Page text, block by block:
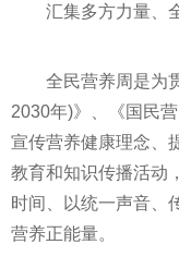
汇集多方力量、
全民营养周是为
2030年)》、《国民
宣传营养健康理念、
教育和知识传播活动
时间、以统一声音、
营养正能量。